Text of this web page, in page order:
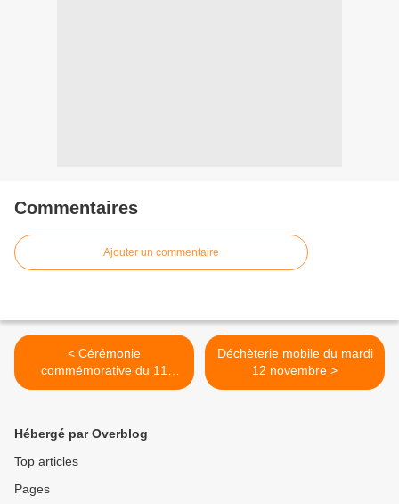
Commentaires
Ajouter un commentaire
< Cérémonie
commémorative du 11
novembre
Déchèterie mobile du mardi
12 novembre >
Hébergé par Overblog
Top articles
Pages